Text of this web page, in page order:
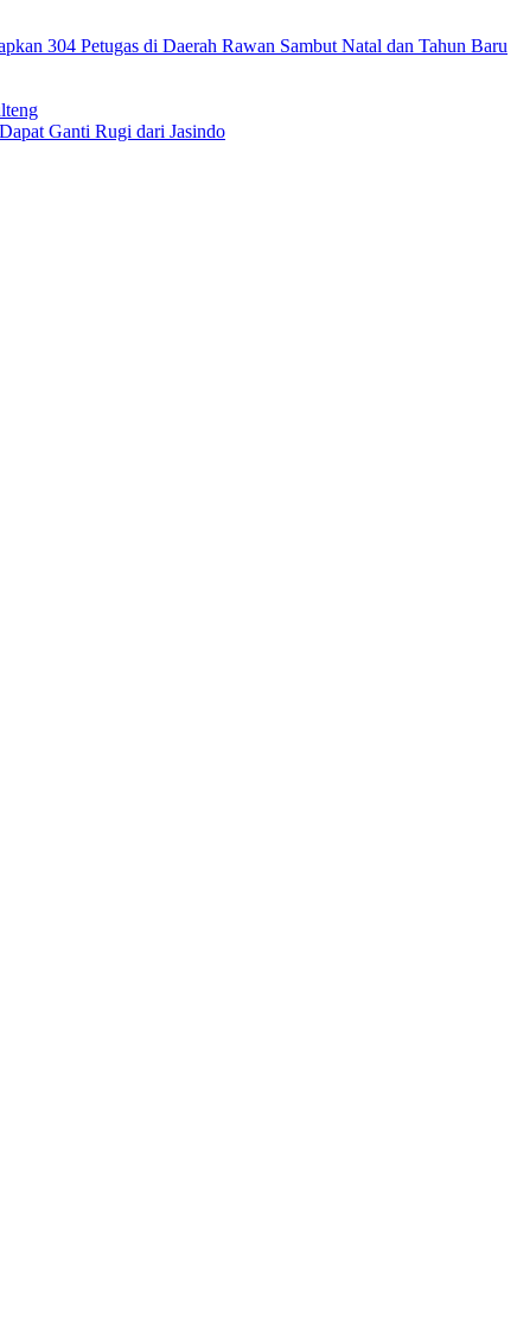
304 Petugas di Daerah Rawan Sambut Natal dan Tahun Baru
Ganti Rugi dari Jasindo